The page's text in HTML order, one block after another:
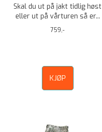
Skal du ut på jakt tidlig høst
eller ut på vårturen så er...
759,-
KJØP